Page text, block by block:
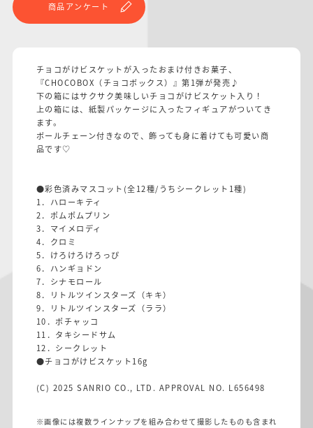
商品アンケート
チョコがけビスケットが入ったおまけ付きお菓子、
『CHOCOBOX（チョコボックス）』第1弾が発売♪
下の箱にはサクサク美味しいチョコがけビスケット入り！
上の箱には、紙製パッケージに入ったフィギュアがついてき
ます。
ボールチェーン付きなので、飾っても身に着けても可愛い商
品です♡
●彩色済みマスコット(全12種/うちシークレット1種)
1．ハローキティ
2．ポムポムプリン
3．マイメロディ
4．クロミ
5．けろけろけろっぴ
6．ハンギョドン
7．シナモロール
8．リトルツインスターズ（キキ）
9．リトルツインスターズ（ララ）
10．ポチャッコ
11．タキシードサム
12．シークレット
●チョコがけビスケット16g
(C) 2025 SANRIO CO., LTD. APPROVAL NO. L656498
※画像には複数ラインナップを組み合わせて撮影したものも含まれ